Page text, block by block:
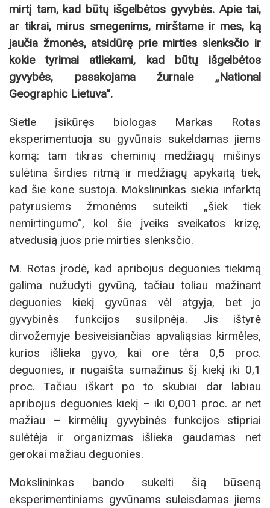
mirtį tam, kad būtų išgelbėtos gyvybės. Apie tai,
ar tikrai, mirus smegenims, mirštame ir mes, ką
jaučia žmonės, atsidūrę prie mirties slenksčio ir
kokie tyrimai atliekami, kad būtų išgelbėtos
gyvybės, pasakojama žurnale „National
Geographic Lietuva“.
Sietle įsikūręs biologas Markas Rotas
eksperimentuoja su gyvūnais sukeldamas jiems
komą: tam tikras cheminių medžiagų mišinys
sulėtina širdies ritmą ir medžiagų apykaitą tiek,
kad šie kone sustoja. Mokslininkas siekia infarktą
patyrusiems žmonėms suteikti „šiek tiek
nemirtingumo“, kol šie įveiks sveikatos krizę,
atvedusią juos prie mirties slenksčio.
M. Rotas įrodė, kad apribojus deguonies tiekimą
galima nužudyti gyvūną, tačiau toliau mažinant
deguonies kiekį gyvūnas vėl atgyja, bet jo
gyvybinės funkcijos susilpnėja. Jis ištyrė
dirvožemyje besiveisiančias apvaliąsias kirmėles,
kurios išlieka gyvo, kai ore tėra 0,5 proc.
deguonies, ir nugaišta sumažinus šį kiekį iki 0,1
proc. Tačiau iškart po to skubiai dar labiau
apribojus deguonies kiekį – iki 0,001 proc. ar net
mažiau – kirmėlių gyvybinės funkcijos stipriai
sulėtėja ir organizmas išlieka gaudamas net
gerokai mažiau deguonies.
Mokslininkas bando sukelti šią būseną
eksperimentiniams gyvūnams suleisdamas jiems